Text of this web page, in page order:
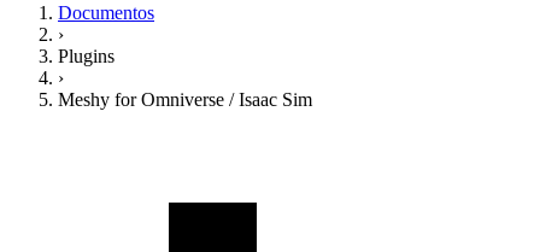
Documentos
›
Plugins
›
Meshy for Omniverse / Isaac Sim